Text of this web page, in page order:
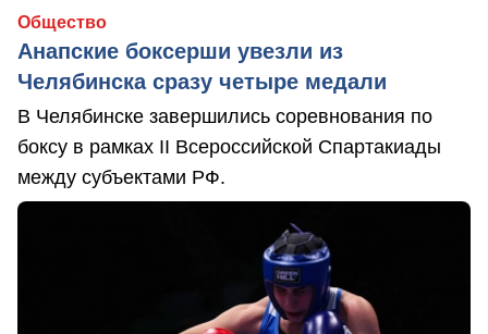
Общество
Анапские боксерши увезли из
Челябинска сразу четыре медали
В Челябинске завершились соревнования по
боксу в рамках II Всероссийской Спартакиады
между субъектами РФ.